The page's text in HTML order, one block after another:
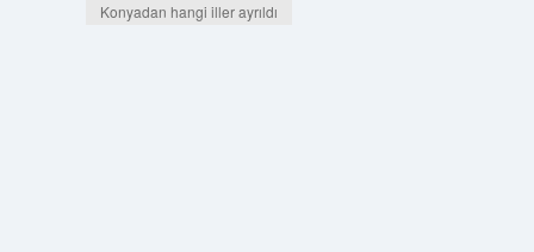
Konyadan hangi iller ayrıldı